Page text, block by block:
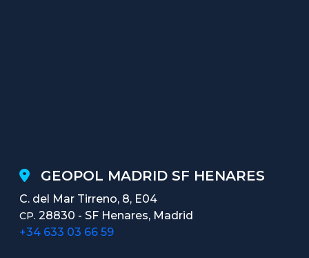
GEOPOL MADRID SF HENARES
C. del Mar Tirreno, 8, E04
CP. 28830 - SF Henares, Madrid
+34 633 03 66 59